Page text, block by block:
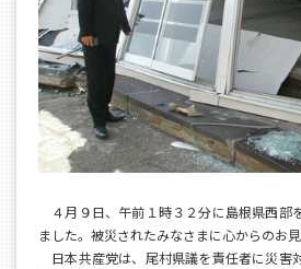
４月９日、午前１時３２分に島根県西部
ました。被災されたみなさまに心からのお見
日本共産党は、尾村県議を責任者に災害